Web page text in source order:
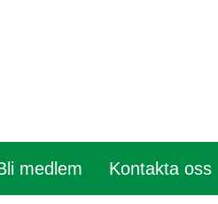
medlem Kontakta oss